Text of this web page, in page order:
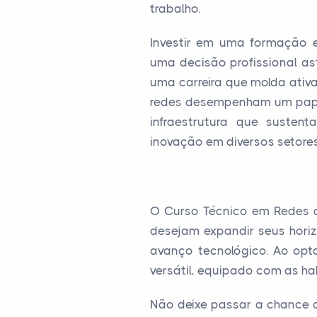
trabalho.
Investir em uma formação
uma decisão profissional
uma carreira que molda
redes desempenham um
infraestrutura que
inovação em diversos
O Curso Técnico em
desejam expandir seus
avanço tecnológico. Ao
versátil, equipado com as
Não deixe passar a